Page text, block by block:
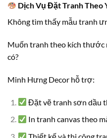
Dịch Vụ Đặt Tranh Theo
Không tìm thấy mẫu tranh
Muốn tranh theo kích thước
có?
Minh Hưng Decor hỗ trợ:
Đặt vẽ tranh sơn dầu
In tranh canvas theo